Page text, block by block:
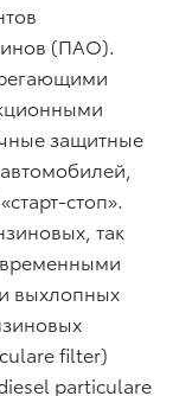
(ПАО).
защитные
стоп».
так
выхлопных
filter)
particulare